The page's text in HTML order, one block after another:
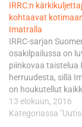
vuoden 2013 Manx
Prixissä TC
väreissä. Tuolloin
sijoittui
Tänä vuonna
tiimikavereita DP
Coldplaning/TC
ovat ruotsalainen
Gunnarsson, joka
Lightweightin
IRRC:n
kohtaavat
Imatralla
IRRC-sarjan
osakilpailussa on
piinkovaa taistelua
herruudesta, sillä
on houkutellut
kärkinimet Vuoksen
rannoille.
13 elokuun, 2016
Kategoriassa